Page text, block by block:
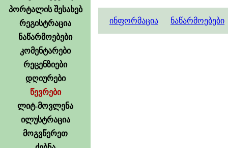
პორტალის შესახებ
რეგისტრაცია
ნაწარმოებები
კომენტარები
რეცენზიები
დღიურები
წევრები
ლიტ-მოვლენა
ილუსტრაცია
მოგვწერეთ
ინფორმაცია ნაწარმოებები